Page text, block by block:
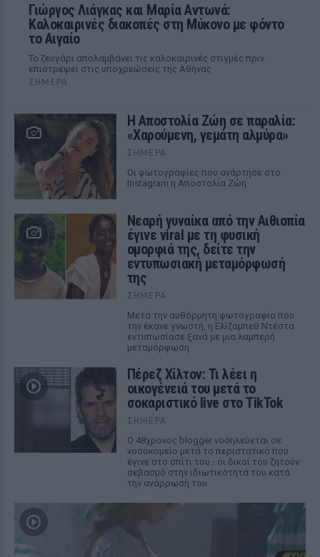
Γιώργος Λιάγκας και Μαρία Αντωνά:
Καλοκαιρινές διακοπές στη Μύκονο με φόντο
το Αιγαίο
Το ζευγάρι απολαμβάνει τις καλοκαιρινές στιγμές πριν
επιστρέψει στις υποχρεώσεις της Αθήνας
ΣΉΜΕΡΑ
Η Αποστολία Ζώη σε παραλία:
«Χαρούμενη, γεμάτη αλμύρα»
ΣΉΜΕΡΑ
Οι φωτογραφίες που ανάρτησε στο
Instagram η Αποστολία Ζώη
Νεαρή γυναίκα από την Αιθιοπία
έγινε viral με τη φυσική
ομορφιά της, δείτε την
εντυπωσιακή μεταμόρφωσή
της
ΣΉΜΕΡΑ
Μετά την αυθόρμητη φωτογραφία που
την έκανε γνωστή, η Ελίζαμπεθ Ντέστα
εντυπωσίασε ξανά με μια λαμπερή
μεταμόρφωση
Πέρεζ Χίλτον: Τι λέει η
οικογένειά του μετά το
σοκαριστικό live στο TikTok
ΣΉΜΕΡΑ
Ο 48χρονος blogger νοσηλεύεται σε
νοσοκομείο μετά το περιστατικό που
έγινε στο σπίτι του - οι δικοί του ζητούν
σεβασμό στην ιδιωτικότητά του κατά
την ανάρρωσή του